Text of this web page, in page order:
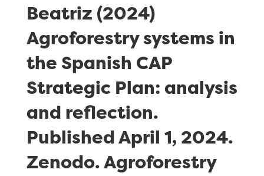
Beatriz (2024)
Agroforestry systems in
the Spanish CAP
Strategic Plan: analysis
and reflection.
Published April 1, 2024.
Zenodo. Agroforestry